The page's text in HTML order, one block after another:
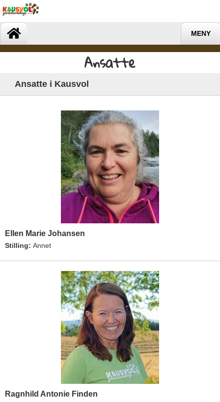
MENY
Ansatte
Ansatte i Kausvol
Ellen Marie Johansen
Stilling: Annet
Ragnhild Antonie Finden